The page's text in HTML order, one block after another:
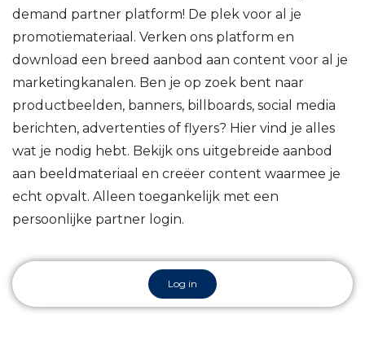
demand partner platform! De plek voor al je
promotiemateriaal. Verken ons platform en
download een breed aanbod aan content voor al je
marketingkanalen. Ben je op zoek bent naar
productbeelden, banners, billboards, social media
berichten, advertenties of flyers? Hier vind je alles
wat je nodig hebt. Bekijk ons uitgebreide aanbod
aan beeldmateriaal en creëer content waarmee je
echt opvalt. Alleen toegankelijk met een
persoonlijke partner login.
Log in